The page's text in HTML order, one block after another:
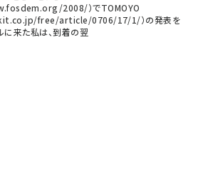
2008/）でTOMOYO
free/article/0706/17/1/）の発表を
に来た私は、到着の翌